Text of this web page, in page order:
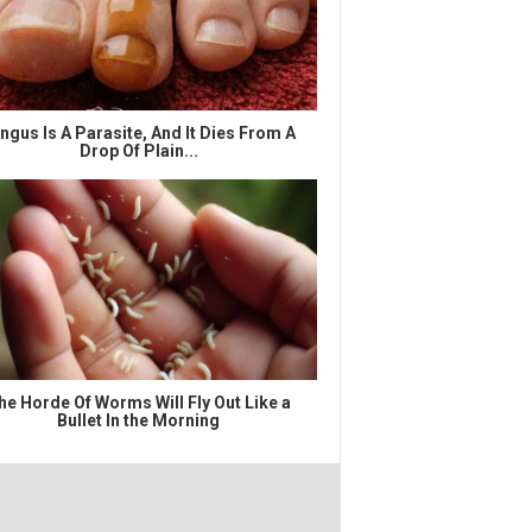
Is A Parasite, And It Dies From A
Drop Of Plain...
Horde Of Worms Will Fly Out Like a
Bullet In the Morning